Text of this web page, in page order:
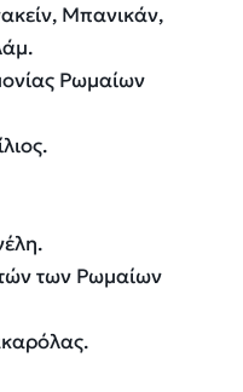
Μπανικάν,
Ρωμαίων
των Ρωμαίων